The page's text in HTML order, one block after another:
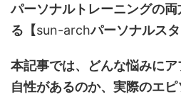
パーソナルトレーニングの
る【sun-archパーソナルスタ
本記事では、どんな悩みに
自性があるのか、実際のエ